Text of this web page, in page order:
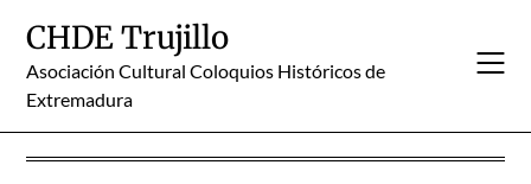
content
CHDE Trujillo
Asociación Cultural Coloquios Históricos de
Extremadura